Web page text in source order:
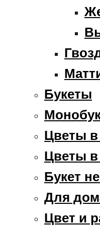
Букеты
Цветы в
Цветы в
Букет
Для
Цвет и